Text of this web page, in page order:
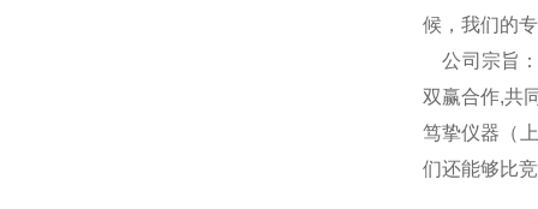
候，我们的
公司宗旨：
双赢合作,共
笃挚仪器（
们还能够比